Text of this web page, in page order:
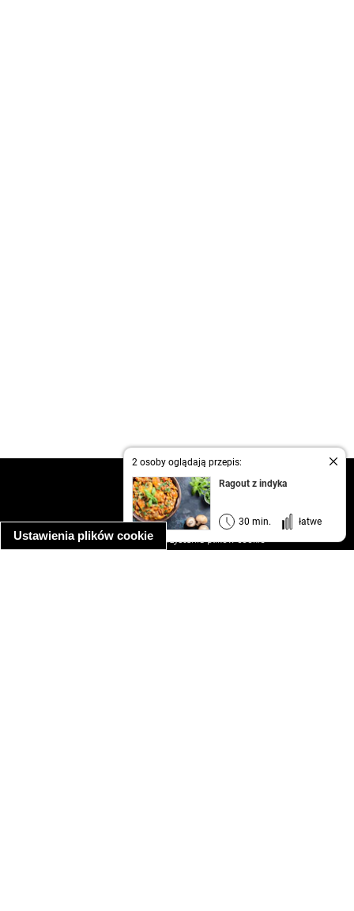
Ustawienia plików cookie
2 osoby oglądają przepis:
Ragout z indyka
30 min. łatwe
kontakt
regulamin
informacja o prywatności
informacja o wykorzystaniu plików cookie